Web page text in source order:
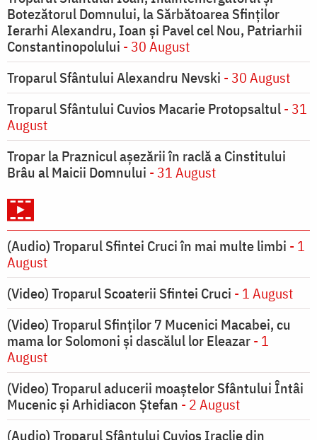
Botezătorul Domnului, la Sărbătoarea Sfinţilor
Ierarhi Alexandru, Ioan şi Pavel cel Nou, Patriarhii
Constantinopolului - 30 August
Troparul Sfântului Alexandru Nevski - 30 August
Troparul Sfântului Cuvios Macarie Protopsaltul- 31
August
Tropar la Praznicul aşezării în raclă a Cinstitului
Brâu al Maicii Domnului - 31 August
(Audio) Troparul Sfintei Cruci în mai multe limbi - 1
August
(Video) Troparul Scoaterii Sfintei Cruci - 1 August
(Video) Troparul Sfinților 7 Mucenici Macabei, cu
mama lor Solomoni și dascălul lor Eleazar- 1
August
(Video) Troparul aducerii moaștelor Sfântului Întâi
Mucenic și Arhidiacon Ștefan - 2 August
(Audio) Troparul Sfântului Cuvios Iraclie din